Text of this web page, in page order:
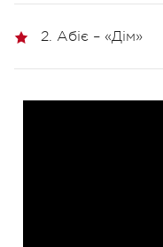
2. Абіє – «Дім»